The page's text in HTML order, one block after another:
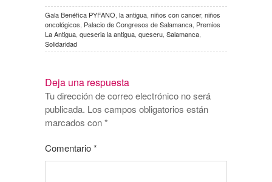
Gala Benéfica PYFANO la antigua niños con cancer, niños
oncológicos Palacio de Congresos de Salamanca Premios
La Antigua queseria la antigua queseru Salamanca
Solidaridad
Deja una respuesta
Tu dirección de correo electrónico no será
publicada. Los campos obligatorios están
marcados con*
Comentario*